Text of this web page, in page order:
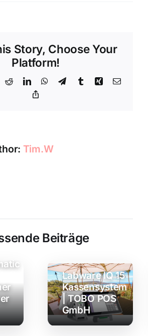
Story, Choose Your
Platform!
RedditLinkedInWhatsApp
TelegramTumblrXing Email
Tim.W
Beiträge
Labware IQ 15
Kassensystem
| TOBO POS
GmbH